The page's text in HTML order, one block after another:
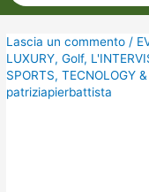
Lascia un commento /
LUXURY,Golf,
SPORTS,TECNOLOGY
patriziapierbattista